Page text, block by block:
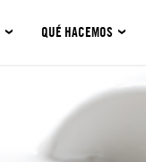
QUÉ HACEMOS